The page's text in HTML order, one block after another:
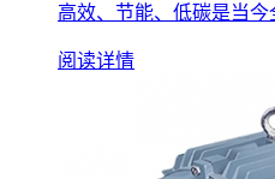
高效、节能、低碳是当
阅读详情